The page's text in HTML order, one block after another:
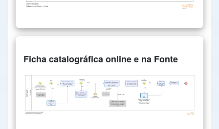
Ficha catalográfica online e na Fonte